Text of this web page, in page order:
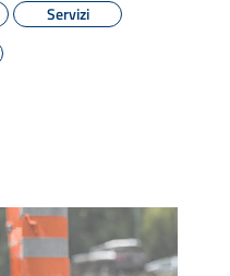
Servizi